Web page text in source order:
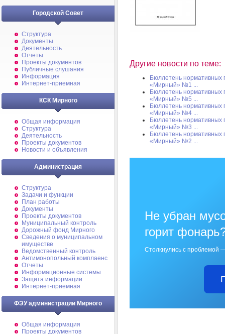
Городской Совет
Структура
Документы
Деятельность
Отчеты
Проекты документов
Публичные слушания
Информация
Интернет-приемная
КСК Мирного
Общая информация
Структура
Деятельность
Проекты документов
Новости и объявления
Администрация
Структура
Задачи и функции
План работы
Документы
Проекты документов
Муниципальный контроль
Дорожный фонд Мирного
Cведения о муниципальном
имуществе
Ведомственный контроль
Антимонопольный комплаенс
Отчеты
Информационные системы
Защита информации
Интернет-приемная
ФЭУ администрации Мирного
Общая информация
Проекты документов
Другие новости по теме:
Бюллетень нормативных
«Мирный» №1 ...
Бюллетень нормативных
«Мирный» №5 ...
Бюллетень нормативных
«Мирный» №4 ...
Бюллетень нормативных
«Мирный» №3 ...
Бюллетень нормативных
«Мирный» №2 ...
Не убран
горит
Столкнулись с проблемой